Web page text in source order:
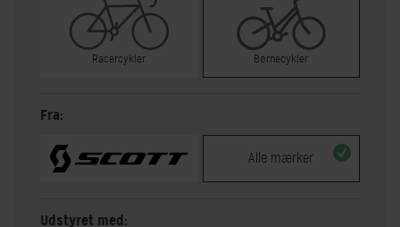
Racercykler Børnecykler
Fra:
Alle mærker
Udstyret med: